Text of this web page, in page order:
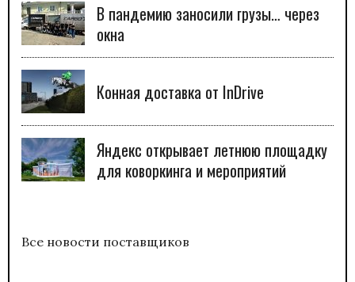
В пандемию заносили грузы… через
окна
Конная доставка от InDrive
Яндекс открывает летнюю площадку
для коворкинга и мероприятий
Все новости поставщиков